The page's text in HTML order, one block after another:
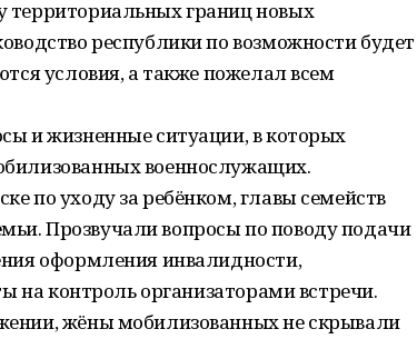
территориальных границ новых
республики по возможности будет
условия, а также пожелал всем
и жизненные ситуации, в которых
военнослужащих.
по уходу за ребёнком, главы семейств
Прозвучали вопросы по поводу подачи
оформления инвалидности,
на контроль организаторами встречи.
жёны мобилизованных не скрывали